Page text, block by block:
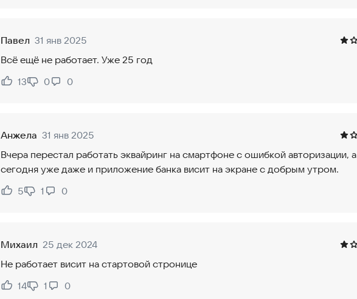
Павел 31 янв 2025
Всё ещё не работает. Уже 25 год
Нравится:
13
Не нравится:
0 0
Анжела 31 янв 2025
Вчера перестал работать эквайринг на смартфоне с ошибкой авторизации, а
сегодня уже даже и приложение банка висит на экране с добрым утром.
Нравится:
5
Не нравится:
1 0
Михаил 25 дек 2024
Не работает висит на стартовой стронице
Нравится:
14
Не нравится:
1 0